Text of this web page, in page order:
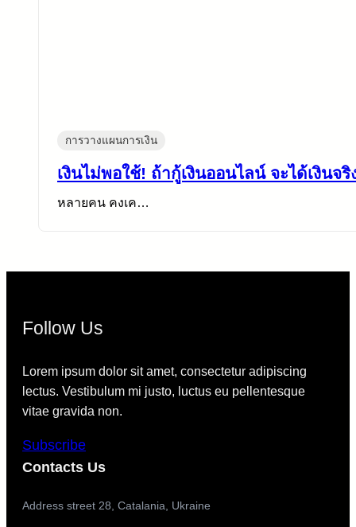
การวางแผนการเงิน
เงินไม่พอใช้! ถ้ากู้เงินออนไลน์ จะได้เงินจ
หลายคน คงเค…
Follow Us
Lorem ipsum dolor sit amet, consectetur adipiscing
lectus. Vestibulum mi justo, luctus eu pellentesque
vitae gravida non.
Subscribe
Contacts Us
Address street 28, Catalania, Ukraine